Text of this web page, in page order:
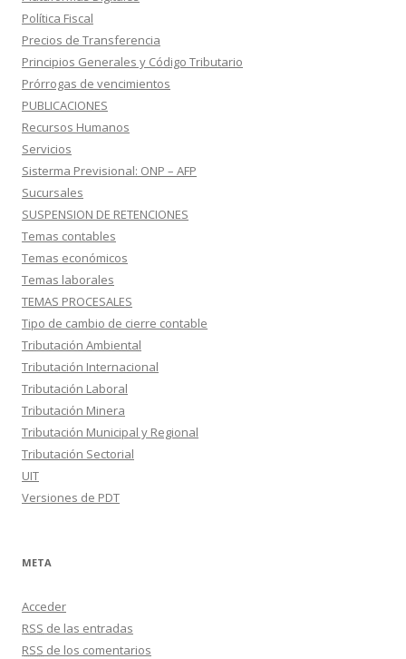
Política Fiscal
Precios de Transferencia
Principios Generales y Código Tributario
Prórrogas de vencimientos
PUBLICACIONES
Recursos Humanos
Servicios
Sisterma Previsional: ONP – AFP
Sucursales
SUSPENSION DE RETENCIONES
Temas contables
Temas económicos
Temas laborales
TEMAS PROCESALES
Tipo de cambio de cierre contable
Tributación Ambiental
Tributación Internacional
Tributación Laboral
Tributación Minera
Tributación Municipal y Regional
Tributación Sectorial
UIT
Versiones de PDT
META
Acceder
RSS de las entradas
RSS de los comentarios